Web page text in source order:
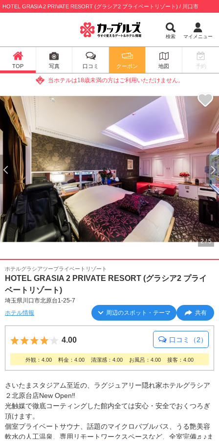
HOTEL GRASIA 2 PRIVATE RESORT (グラシア2 プライベートリゾート) / 川口市
検索 マイメニュー
TOP 写真 口コミ クーポン 地図 予約
当ホテルは18歳未満の方はご利用いただけません。
2/5
ホテルグラシアツープライベートリゾート
HOTEL GRASIA 2 PRIVATE RESORT (グラシア2 プライ
ベートリゾート)
埼玉県川口市北原台1-25-7
ホテル情報
周辺のスポット・テーマ 共有
5つ星のうち4
4.00 口コミ（2）
外観：4.00 料金：4.00 清潔感：4.00 お風呂：4.00 接客：4.00
さいたまスタジアム至近の、ラグジュアリー隠れ家ホテルグラシア
２北原台店New Open‼
光触媒で徹底コーティングした館内全ては安心・安全でおくつろぎ
頂けます。
個室プライベートサウナ、話題のマイクロバブルバス、うる艶美容
軟水の人工温泉、専用リモートワークスペースなど、全室完備♬♪ま